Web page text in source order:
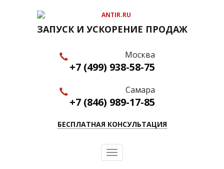
ЗАПУСК И УСКОРЕНИЕ ПРОДАЖ
Москва
+7 (499) 938-58-75
Самара
+7 (846) 989-17-85
БЕСПЛАТНАЯ КОНСУЛЬТАЦИЯ
Toggle
navigation